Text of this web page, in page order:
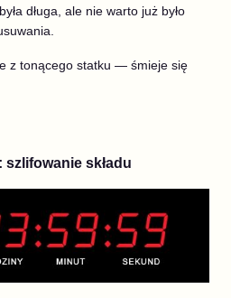
długa, ale nie warto już było
z tonącego statku — śmieje się
składu